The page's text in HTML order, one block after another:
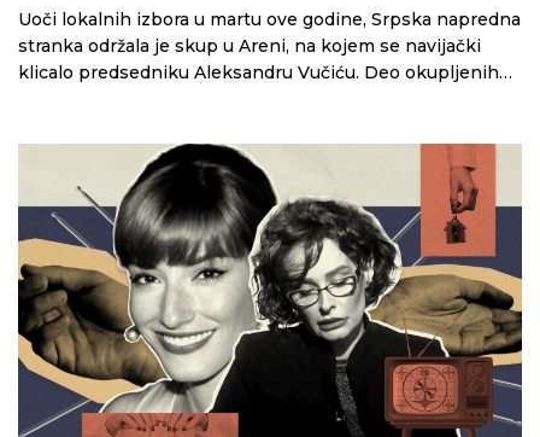
Uoči lokalnih izbora u martu ove godine, Srpska napredna
stranka održala je skup u Areni, na kojem se navijački
klicalo predsedniku Aleksandru Vučiću. Deo okupljenih
skup do sada zvanično prijavio oko 6,5 miliona dinara
troškova – i to samo za četiri od deset mesta, zbog čega
bi konačni iznos mogao biti i veći.